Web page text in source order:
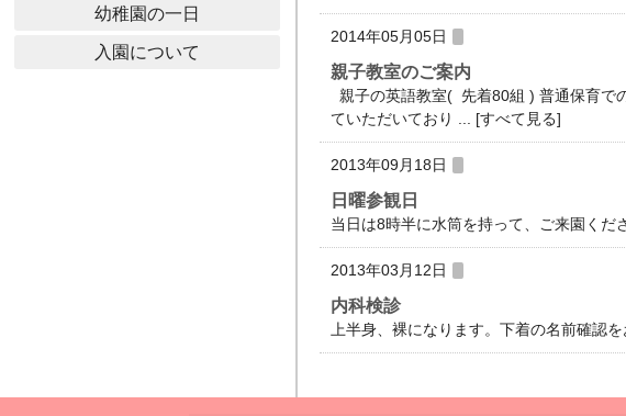
幼稚園の一日
入園について
2014年05月05日
親子教室のご案内
親子の英語教室( 先着80組 ) 普通保育で
ていただいており ... [すべて見る]
2013年09月18日
日曜参観日
当日は8時半に水筒を持って、ご来園く
2013年03月12日
内科検診
上半身、裸になります。下着の名前確認